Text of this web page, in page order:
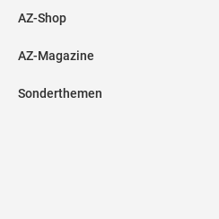
AZ-Shop
AZ-Magazine
Sonderthemen